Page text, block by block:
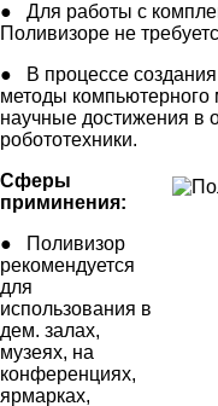
● Для работы с
Поливизоре не
● В процессе
методы
научные достижения в
робототехники.
Сферы
приминения:
● Поливизор
рекомендуется
для
использования в
дем. залах,
музеях, на
конференциях,
ярмарках,